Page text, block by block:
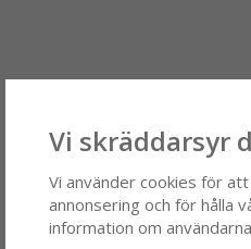
Vi skräddarsyr
Vi använder cookies för
annonsering och för hålla
information om